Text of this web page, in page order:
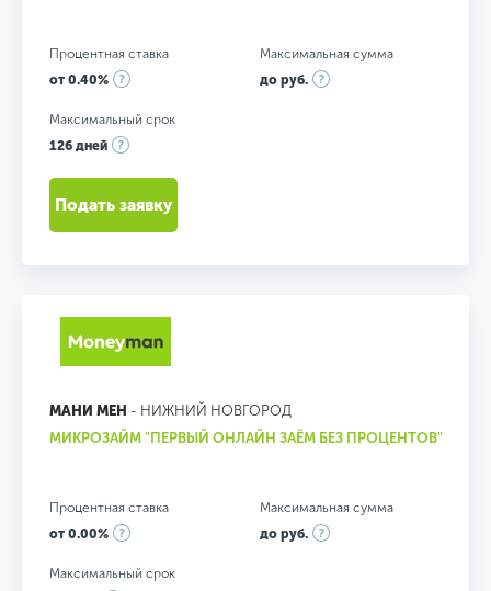
Процентная ставка
от 0.40%
Максимальная сумма
до руб.
Максимальный срок
126 дней
Подать заявку
МАНИ МЕН - НИЖНИЙ НОВГОРОД
МИКРОЗАЙМ "ПЕРВЫЙ ОНЛАЙН ЗАЁМ БЕЗ ПРОЦЕНТОВ"
Процентная ставка
от 0.00%
Максимальная сумма
до руб.
Максимальный срок